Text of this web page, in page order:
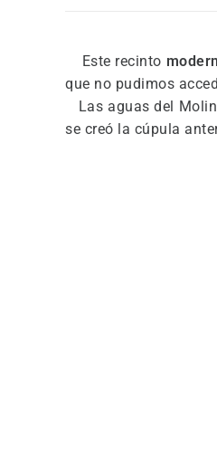
Este recinto
que no pudimos
Las aguas del
se creó la cúpula